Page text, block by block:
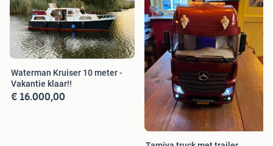
Waterman Kruiser 10 meter -
Vakantie klaar!!
€ 16.000,00